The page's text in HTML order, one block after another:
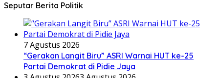
Seputar Berita Politik
7 Agustus 2026
“Gerakan Langit Biru” ASRI Warnai HUT ke-25
Partai Demokrat di Pidie Jaya